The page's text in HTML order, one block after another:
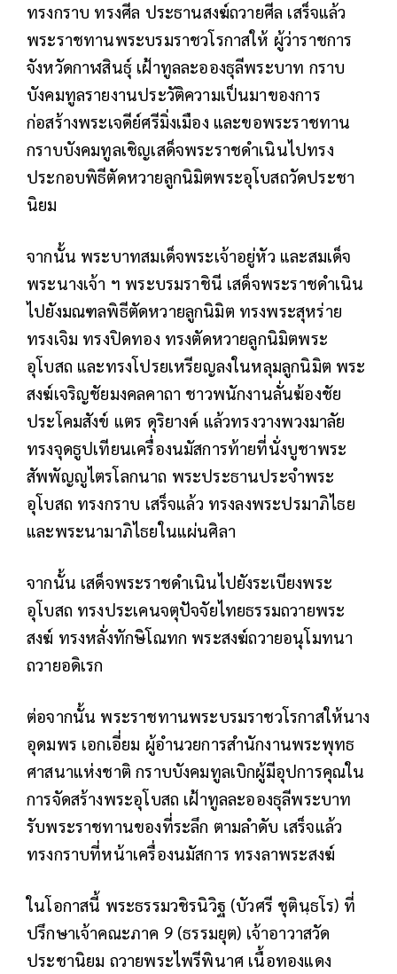
ทรงกราบ ทรงศีล ประธานสงฆ์ถวายศีล เสร็จแล้ว
พระราชทานพระบรมราชวโรกาสให้ ผู้ว่าราชการ
จังหวัดกาฬสินธุ์ เฝ้าทูลละอองธุลีพระบาท กราบ
บังคมทูลรายงานประวัติความเป็นมาของการ
ก่อสร้างพระเจดีย์ศรีมิ่งเมือง และขอพระราชทาน
กราบบังคมทูลเชิญเสด็จพระราชดำเนินไปทรง
ประกอบพิธีตัดหวายลูกนิมิตพระอุโบสถวัดประชา
นิยม
จากนั้น พระบาทสมเด็จพระเจ้าอยู่หัว และสมเด็จ
พระนางเจ้า ฯ พระบรมราชินี เสด็จพระราชดำเนิน
ไปยังมณฑลพิธีตัดหวายลูกนิมิต ทรงพระสุหร่าย
ทรงเจิม ทรงปิดทอง ทรงตัดหวายลูกนิมิตพระ
อุโบสถ และทรงโปรยเหรียญลงในหลุมลูกนิมิต พระ
สงฆ์เจริญชัยมงคลคาถา ชาวพนักงานลั่นฆ้องชัย
ประโคมสังข์ แตร ดุริยางค์ แล้วทรงวางพวงมาลัย
ทรงจุดธูปเทียนเครื่องนมัสการท้ายที่นั่งบูชาพระ
สัพพัญญูไตรโลกนาถ พระประธานประจำพระ
อุโบสถ ทรงกราบ เสร็จแล้ว ทรงลงพระปรมาภิไธย
และพระนามาภิไธยในแผ่นศิลา
จากนั้น เสด็จพระราชดำเนินไปยังระเบียงพระ
อุโบสถ ทรงประเคนจตุปัจจัยไทยธรรมถวายพระ
สงฆ์ ทรงหลั่งทักษิโณทก พระสงฆ์ถวายอนุโมทนา
ถวายอดิเรก
ต่อจากนั้น พระราชทานพระบรมราชวโรกาสให้นาง
อุดมพร เอกเอี่ยม ผู้อำนวยการสำนักงานพระพุทธ
ศาสนาแห่งชาติ กราบบังคมทูลเบิกผู้มีอุปการคุณใน
การจัดสร้างพระอุโบสถ เฝ้าทูลละอองธุลีพระบาท
รับพระราชทานของที่ระลึก ตามลำดับ เสร็จแล้ว
ทรงกราบที่หน้าเครื่องนมัสการ ทรงลาพระสงฆ์
ในโอกาสนี้ พระธรรมวชิรนิวิฐ (บัวศรี ชุตินฺธโร) ที่
ปรึกษาเจ้าคณะภาค 9 (ธรรมยุต) เจ้าอาวาสวัด
ประชานิยม ถวายพระไพรีพินาศ เนื้อทองแดง